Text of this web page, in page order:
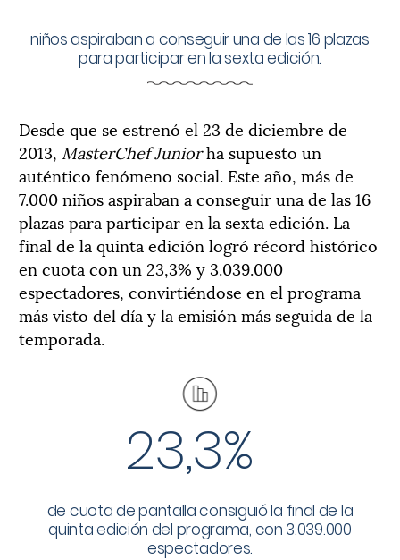
niños aspiraban a conseguir una de las 16 plazas
para participar en la sexta edición.
Desde que se estrenó el 23 de diciembre de
2013, MasterChef Juniorha supuesto un
auténtico fenómeno social. Este año, más de
7.000 niños aspiraban a conseguir una de las 16
plazas para participar en la sexta edición. La
final de la quinta edición logró récord histórico
en cuota con un 23,3% y 3.039.000
espectadores, convirtiéndose en el programa
más visto del día y la emisión más seguida de la
temporada.
23,3%
de cuota de pantalla consiguió la final de la
quinta edición del programa, con 3.039.000
espectadores.